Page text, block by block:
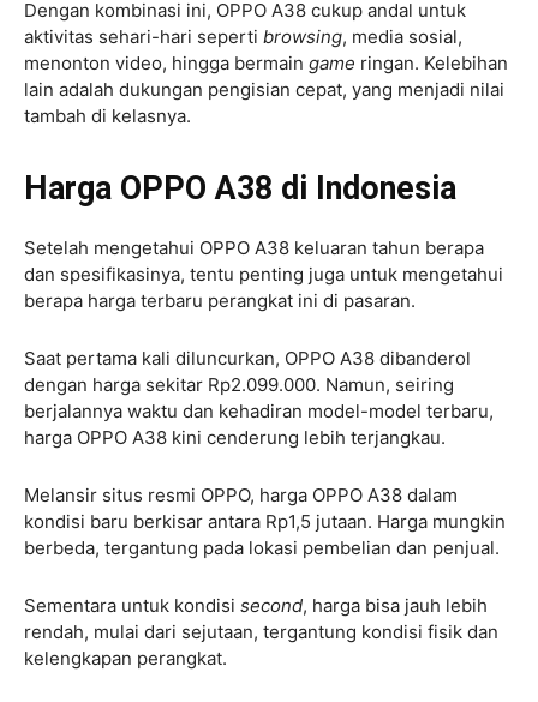
Dengan kombinasi ini, OPPO A38 cukup andal untuk
aktivitas sehari-hari seperti browsing, media sosial,
menonton video, hingga bermain game ringan. Kelebihan
lain adalah dukungan pengisian cepat, yang menjadi nilai
tambah di kelasnya.
Harga OPPO A38 di Indonesia
Setelah mengetahui OPPO A38 keluaran tahun berapa
dan spesifikasinya, tentu penting juga untuk mengetahui
berapa harga terbaru perangkat ini di pasaran.
Saat pertama kali diluncurkan, OPPO A38 dibanderol
dengan harga sekitar Rp2.099.000. Namun, seiring
berjalannya waktu dan kehadiran model-model terbaru,
harga OPPO A38 kini cenderung lebih terjangkau.
Melansir situs resmi OPPO, harga OPPO A38 dalam
kondisi baru berkisar antara Rp1,5 jutaan. Harga mungkin
berbeda, tergantung pada lokasi pembelian dan penjual.
Sementara untuk kondisi second, harga bisa jauh lebih
rendah, mulai dari sejutaan, tergantung kondisi fisik dan
kelengkapan perangkat.